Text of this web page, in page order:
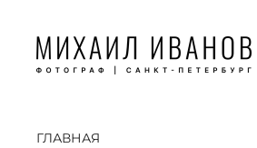
ГЛАВНАЯ